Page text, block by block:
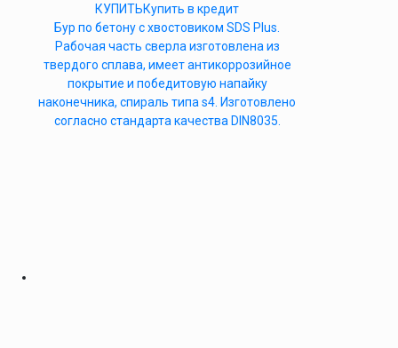
КУПИТЬКупить в кредит
Бур по бетону с хвостовиком SDS Plus.
Рабочая часть сверла изготовлена из
твердого сплава, имеет антикоррозийное
покрытие и победитовую напайку
наконечника, спираль типа s4. Изготовлено
согласно стандарта качества DIN8035.